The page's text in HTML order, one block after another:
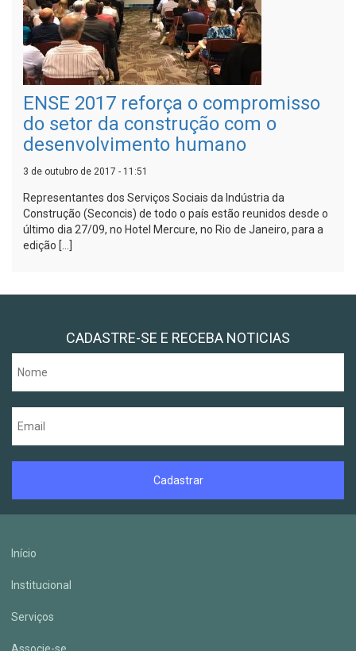
ENSE 2017 reforça o compromisso
do setor da construção com o
desenvolvimento humano
3 de outubro de 2017 - 11:51
Representantes dos Serviços Sociais da Indústria da
Construção (Seconcis) de todo o país estão reunidos desde o
último dia 27/09, no Hotel Mercure, no Rio de Janeiro, para a
edição […]
CADASTRE-SE E RECEBA NOTICIAS
Início
Institucional
Serviços